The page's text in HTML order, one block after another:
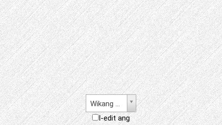
Wikang Filipino
I-edit ang